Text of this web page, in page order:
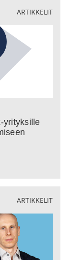
ARTIKKELIT
yrityksille
ARTIKKELIT